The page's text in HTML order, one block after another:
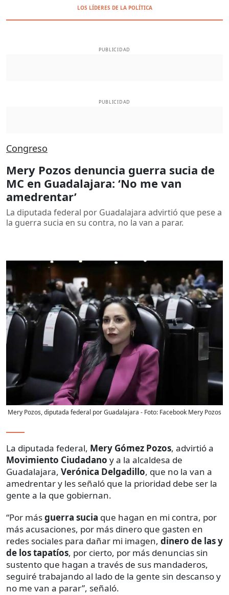
LOS LÍDERES DE LA POLÍTICA
PUBLICIDAD
PUBLICIDAD
Congreso
Mery Pozos denuncia guerra sucia de
MC en Guadalajara: ‘No me van
amedrentar’
La diputada federal por Guadalajara advirtió que pese a
la guerra sucia en su contra, no la van a parar.
Mery Pozos, diputada federal por Guadalajara - Foto: Facebook Mery Pozos
La diputada federal, Mery Gómez Pozos, advirtió a
Movimiento Ciudadano y a la alcaldesa de
Guadalajara, Verónica Delgadillo, que no la van a
amedrentar y les señaló que la prioridad debe ser la
gente a la que gobiernan.
“Por másguerra sucia que hagan en mi contra, por
más acusaciones, por más dinero que gasten en
redes sociales para dañar mi imagen, dinero de las y
de los tapatíos, por cierto, por más denuncias sin
sustento que hagan a través de sus mandaderos,
seguiré trabajando al lado de la gente sin descanso y
no me van a parar”, señaló.